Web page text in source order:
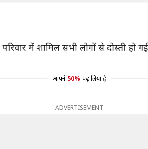
में शामिल सभी लोगों से दोस्ती हो
आपने 50% पढ़ लिया है
ADVERTISEMENT